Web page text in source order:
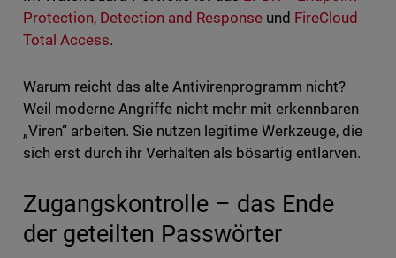
Protection, Detection and Response und FireCloud
Total Access.
Warum reicht das alte Antivirenprogramm nicht?
Weil moderne Angriffe nicht mehr mit erkennbaren
„Viren“ arbeiten. Sie nutzen legitime Werkzeuge, die
sich erst durch ihr Verhalten als bösartig entlarven.
Zugangskontrolle – das Ende
der geteilten Passwörter